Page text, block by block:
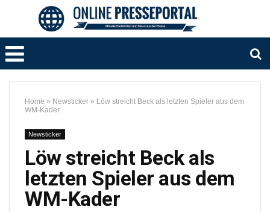
Home » Newsticker » Löw streicht Beck als letzten Spieler aus dem
WM-Kader
Newsticker
Löw streicht Beck als
letzten Spieler aus dem
WM-Kader